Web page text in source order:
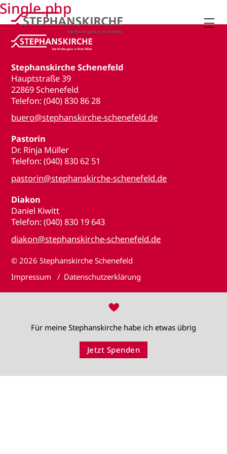

Stephanskirche Schenefeld
Hauptstraße 39
22869 Schenefeld
Telefon: (040) 830 86 28
buero@stephanskirche-schenefeld.de
Pastorin
Dr. Rinja Müller
Telefon: (040) 830 62 51
pastorin@stephanskirche-schenefeld.de
Diakon
Daniel Kiwitt
Telefon: (040) 830 19 643
diakon@stephanskirche-schenefeld.de
© 2026 Stephanskirche Schenefeld
Impressum
Datenschutzerklärung
♥
Für meine Stephanskirche habe ich etwas übrig
Jetzt Spenden